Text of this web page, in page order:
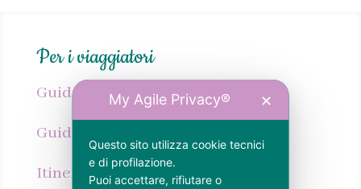
Per i viaggiatori
Guida pdf Calabria
Guida cartacea Calabria
Itinerari Calabria
My Agile Privacy® ✕
Questo sito utilizza cookie tecnici
e di profilazione.
Puoi accettare, rifiutare o